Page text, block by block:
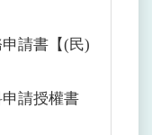
請書【(民)
請授權書